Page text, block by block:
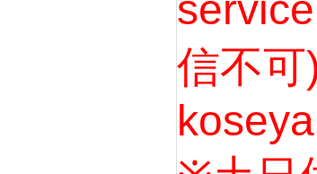
信不可)